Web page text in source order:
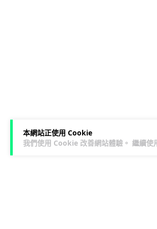
本網站正使用 Cookie
我們使用 Cookie 改善網站體驗。 繼續使